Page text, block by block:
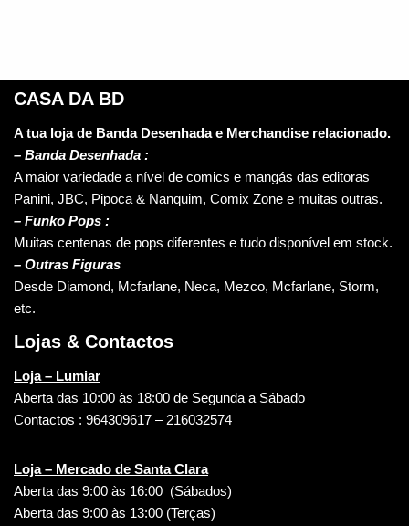
CASA DA BD
A tua loja de Banda Desenhada e Merchandise relacionado.
– Banda Desenhada :
A maior variedade a nível de comics e mangás das editoras
Panini, JBC, Pipoca & Nanquim, Comix Zone e muitas outras.
– Funko Pops :
Muitas centenas de pops diferentes e tudo disponível em stock.
– Outras Figuras
Desde Diamond, Mcfarlane, Neca, Mezco, Mcfarlane, Storm,
etc.
Lojas & Contactos
Loja – Lumiar
Aberta das 10:00 às 18:00 de Segunda a Sábado
Contactos : 964309617 – 216032574
Loja – Mercado de Santa Clara
Aberta das 9:00 às 16:00 (Sábados)
Aberta das 9:00 às 13:00 (Terças)